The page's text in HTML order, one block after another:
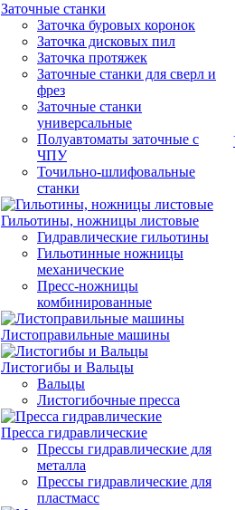
Заточные станки
Заточка буровых коронок
Заточка дисковых пил
Заточка протяжек
Заточные станки для сверл и
фрез
Заточные станки
универсальные
Полуавтоматы заточные с
ЧПУ
Точильно-шлифовальные
станки
Гильотины, ножницы листовые
Гидравлические гильотины
Гильотинные ножницы
механические
Пресс-ножницы
комбинированные
Листоправильные машины
Листогибы и Вальцы
Вальцы
Листогибочные пресса
Пресса гидравлические
Прессы гидравлические для
металла
Прессы гидравлические для
пластмасс